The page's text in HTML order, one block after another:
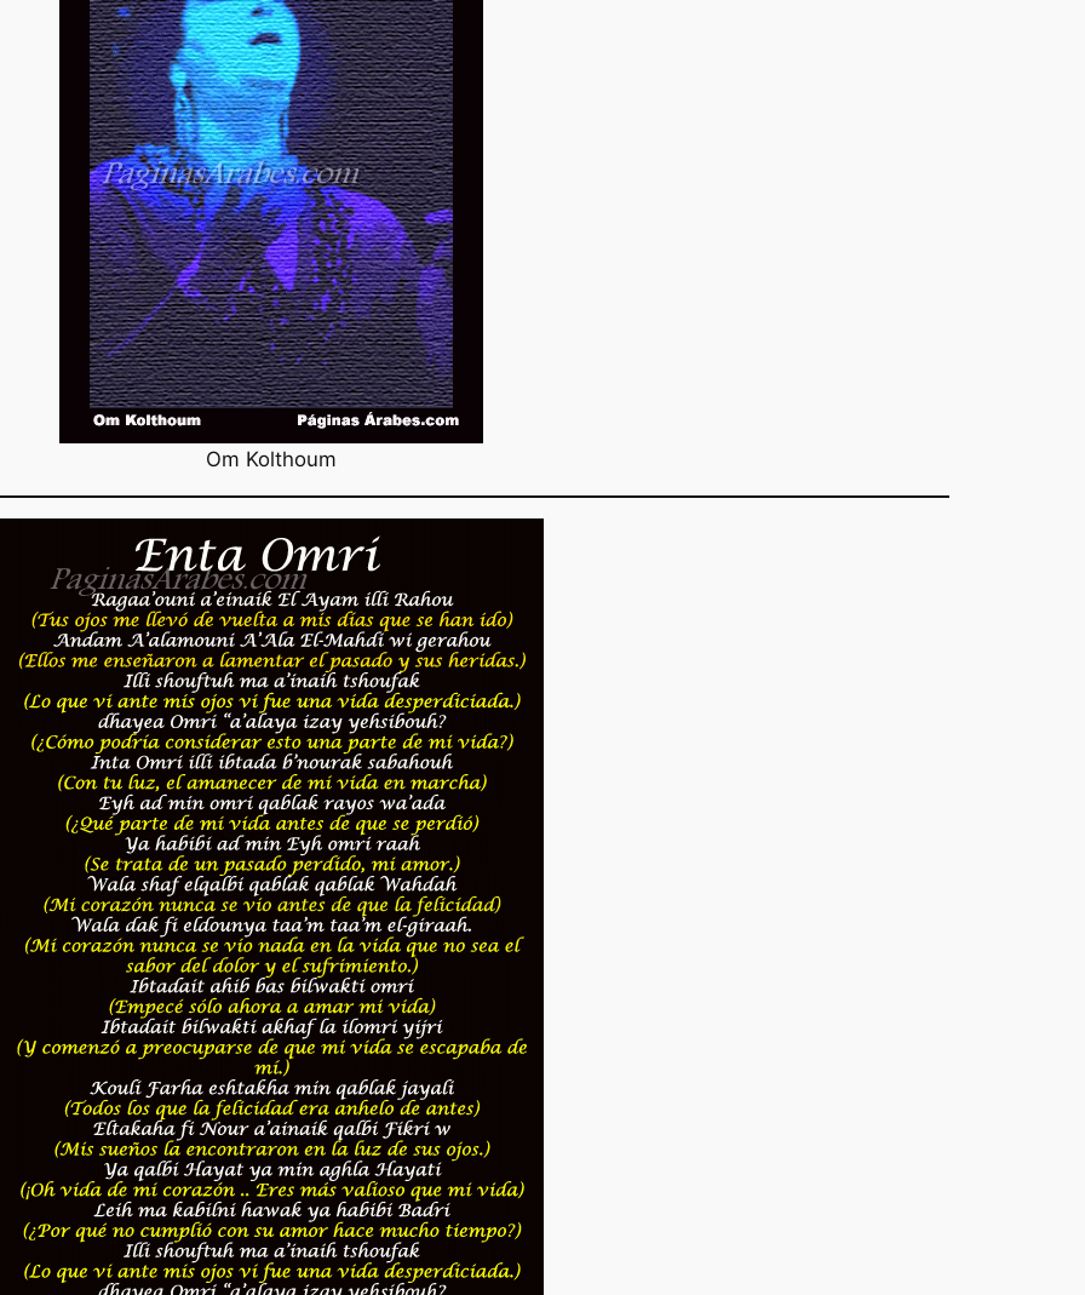
Om Kolthoum